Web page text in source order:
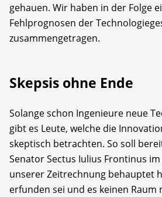
gehauen. Wir haben in der Folge
Fehlprognosen der
zusammengetragen.
Skepsis ohne Ende
Solange schon Ingenieure neue
gibt es Leute, welche die
skeptisch betrachten. So soll
Senator Sectus Iulius Frontinus
unserer Zeitrechnung behauptet
erfunden sei und es keinen Raum